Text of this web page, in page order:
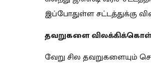
இப்போதுள்ள சட்டத்துக்கு
தவறுகளை
வேறு சில தவறுகளையும்